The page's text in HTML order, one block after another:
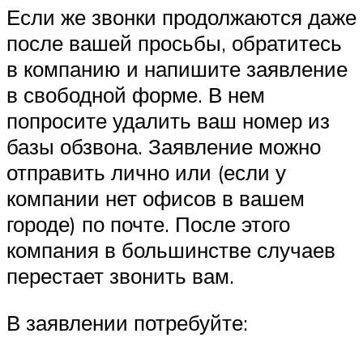
Если же звонки продолжаются даже
после вашей просьбы, обратитесь
в компанию и напишите заявление
в свободной форме. В нем
попросите удалить ваш номер из
базы обзвона. Заявление можно
отправить лично или (если у
компании нет офисов в вашем
городе) по почте. После этого
компания в большинстве случаев
перестает звонить вам.
В заявлении потребуйте: